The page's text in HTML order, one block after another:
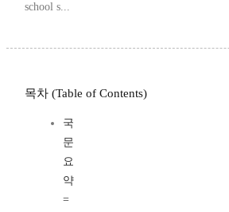
school s...
목차 (Table of Contents)
국
문
요
약
=